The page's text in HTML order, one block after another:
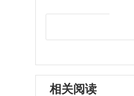
相关阅读